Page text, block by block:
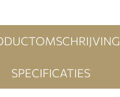
SPECIFICATIES